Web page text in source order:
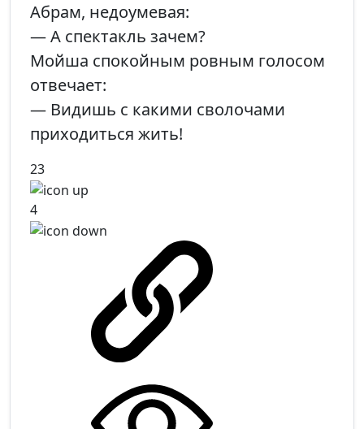
Абрам, недоумевая:
— А спектакль зачем?
Мойша спокойным ровным голосом
отвечает:
— Видишь с какими сволочами
приходиться жить!
23
4